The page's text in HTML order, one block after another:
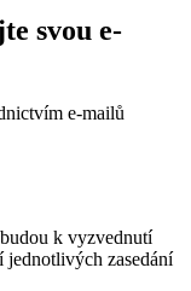
svou e-
e-mailů
k vyzvednutí
jednotlivých zasedání